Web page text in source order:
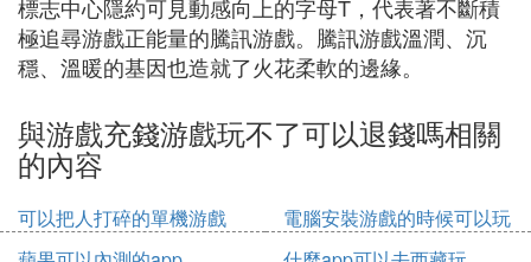
標志中心隱約可見動感向上的字母T，代表著不斷積
極追尋游戲正能量的騰訊游戲。騰訊游戲溫潤、沉
穩、溫暖的基因也造就了火花柔軟的邊緣。
與游戲充錢游戲玩不了可以退錢嗎相關
的內容
可以把人打碎的單機游戲
電腦安裝游戲的時候可以玩
其他游戲嗎